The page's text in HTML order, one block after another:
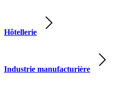
Hôtellerie
Industrie manufacturière